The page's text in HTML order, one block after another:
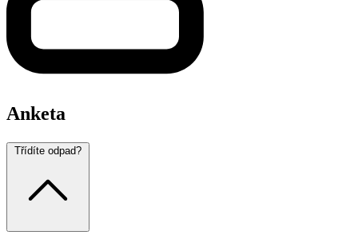
Anketa
Třídíte odpad?